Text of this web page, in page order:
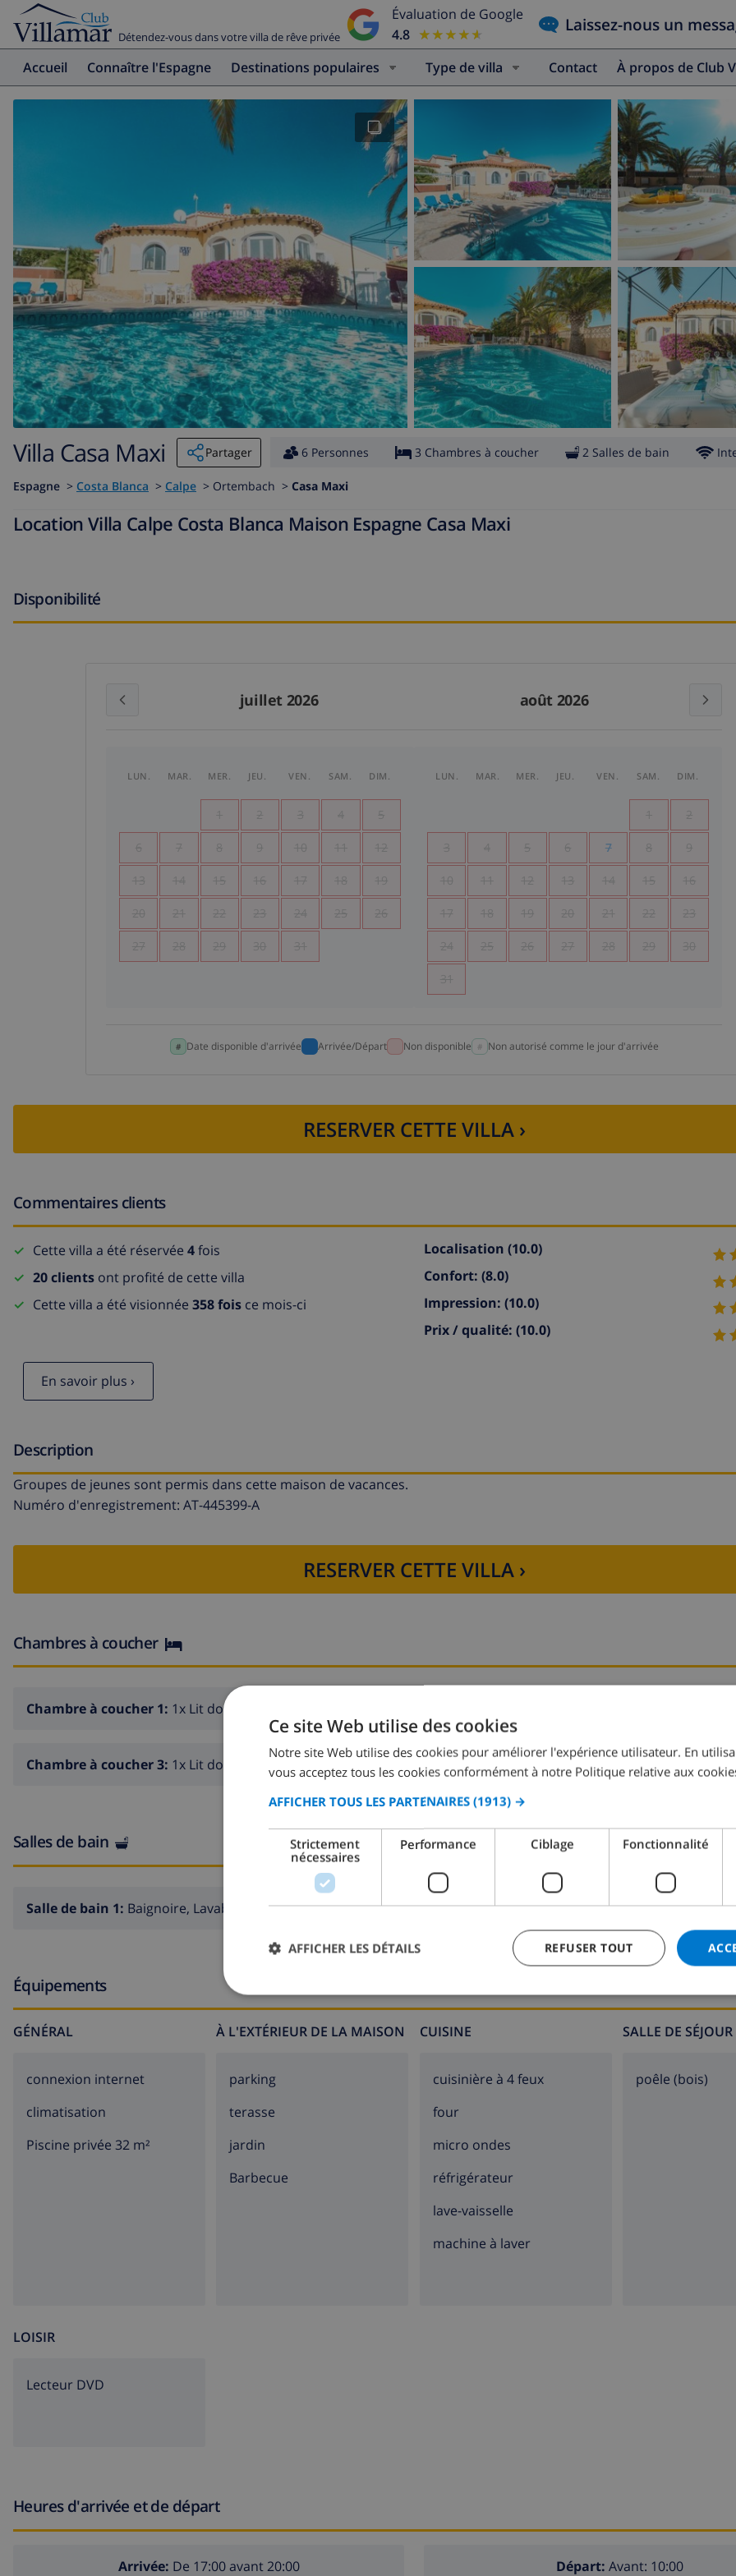
Détendez-vous dans votre villa de rêve privée
Évaluation de Google
4.8 ★★★★★
★★★★★ Laissez-nous un
Accueil Connaître l'Espagne Destinations populaires Type de villa Contact À propos de Club
Villa Casa Maxi Partager 6 Personnes 3 Chambres à coucher 2 Salles de bain
Espagne > Costa Blanca > Calpe > Ortembach > Casa Maxi
Location Villa Calpe Costa Blanca Maison Espagne Casa Maxi
Disponibilité
juillet 2026 août 2026
LUN. MAR. MER. JEU. VEN. SAM. DIM.
1 2 3 4 5
6 7 8 9 10 11 12
13 14 15 16 17 18 19
20 21 22 23 24 25 26
27 28 29 30 31
LUN. MAR. MER. JEU. VEN. SAM. DIM.
1 2
3 4 5 6 7 8 9
10 11 12 13 14 15 16
17 18 19 20 21 22 23
24 25 26 27 28 29 30
31
Date disponible d'arrivée Arrivée/Départ Non disponible Non autorisé comme le jour d'arrivée
RESERVER CETTE VILLA ›
Commentaires clients
Cette villa a été réservée 4fois
20 clients ont profité de cette villa
Cette villa a été visionnée 358 fois ce mois-ci
Localisation (10.0)
Confort: (8.0)
Impression: (10.0)
Prix / qualité: (10.0)
En savoir plus ›
Description
Groupes de jeunes sont permis dans cette maison de vacances.
Numéro d'enregistrement: AT-445399-A
RESERVER CETTE VILLA ›
Chambres à coucher
Chambre à coucher 1: 1x Lit double
Chambre à coucher 3: 1x Lit double
Salles de bain
Salle de bain 1: Baignoire, Lavabo, Toilette Salle de bain 2:Douche, Lavabo, Toilette
Équipements
GÉNÉRAL
connexion internet
climatisation
Piscine privée 32 m²
À L'EXTÉRIEUR DE LA MAISON
parking
terasse
jardin
barbecue
CUISINE
cuisinière à 4 feux
four
micro ondes
réfrigérateur
lave-vaisselle
machine à laver
SALLE DE SÉJOUR
poêle (bois)
LOISIR
lecteur DVD
Heures d'arrivée et de départ
Arrivée: De 17:00 avant 20:00 Départ: Avant: 10:00
Ce site Web utilise des cookies
Notre site Web utilise des cookies pour améliorer l'expérience utilisateur. En
vous acceptez tous les cookies conformément à notre Politique relative aux
AFFICHER TOUS LES PARTENAIRES (1913) →
Strictement
nécessaires
Performance Ciblage Fonctionnalité
REFUSER TOUT
AFFICHER LES DÉTAILS